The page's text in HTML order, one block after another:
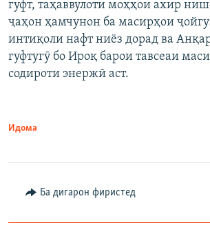
гуфт, таҳаввулоти моҳҳои ахир
ҷаҳон ҳамчунон ба масирҳои
интиқоли нафт ниёз дорад ва
гуфтугӯ бо Ироқ барои тавсеаи
содироти энержӣ аст.
Идома
Ба дигарон фиристед